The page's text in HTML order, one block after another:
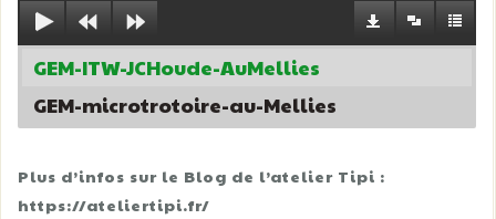
GEM-ITW-JCHoude-AuMellies
GEM-microtrotoire-au-Mellies
Plus d’infos sur le Blog de l’atelier Tipi :
https://ateliertipi.fr/